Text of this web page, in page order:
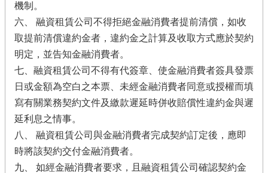
機制。
六、 融資租賃公司不得拒絕金融消費者提前清償，如收
取提前清償違約金者，違約金之計算及收取方式應於契約
明定，並告知金融消費者。
七、融資租賃公司不得有代簽章、使金融消費者簽具發票
日或金額為空白之本票、未經金融消費者同意或授權而填
寫有關業務契約文件及繳款遲延時併收賠償性違約金與遲
延利息之情事。
八、 融資租賃公司與金融消費者完成契約訂定後，應即
時將該契約交付金融消費者。
九、 如經金融消費者要求，且融資租賃公司確認契約金